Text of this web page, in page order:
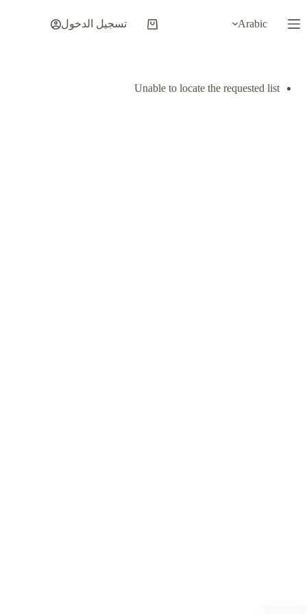
إلى
المحتوى
Arabic
عربة
تسجيل الدخول
Unable to locate the requested list